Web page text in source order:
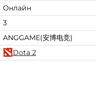
Онлайн
3
ANGGAME(安博电竞)
Dota 2